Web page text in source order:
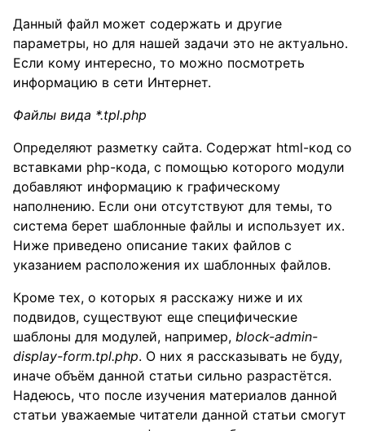
Данный файл может содержать и другие
параметры, но для нашей задачи это не актуально.
Если кому интересно, то можно посмотреть
информацию в сети Интернет.
Файлы вида *.tpl.php
Определяют разметку сайта. Содержат html-код со
вставками php-кода, с помощью которого модули
добавляют информацию к графическому
наполнению. Если они отсутствуют для темы, то
система берет шаблонные файлы и использует их.
Ниже приведено описание таких файлов с
указанием расположения их шаблонных файлов.
Кроме тех, о которых я расскажу ниже и их
подвидов, существуют еще специфические
шаблоны для модулей, например, block-admin-
display-form.tpl.php. О них я рассказывать не буду,
иначе объём данной статьи сильно разрастётся.
Надеюсь, что после изучения материалов данной
статьи уважаемые читатели данной статьи смогут